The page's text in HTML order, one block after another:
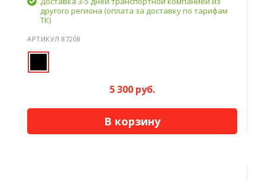
другого региона (оплата за доставку по тарифам
ТК)
АРТИКУЛ 87208
5 300 руб.
В корзину